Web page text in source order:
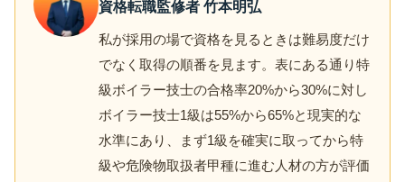
資格転職監修者 竹本明弘
私が採用の場で資格を見るときは難易度だけ
でなく取得の順番を見ます。表にある通り特
級ボイラー技士の合格率20%から30%に対し
ボイラー技士1級は55%から65%と現実的な
水準にあり、まず1級を確実に取ってから特
級や危険物取扱者甲種に進む人材の方が評価